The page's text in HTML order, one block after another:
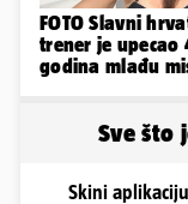
FOTO Slavni
trener je upecao
godina mlađu
Sve što
Skini